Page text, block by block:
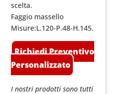
scelta.
Faggio massello
Misure:L.120-P.48-H.145.
Richiedi Preventivo
Personalizzato
I nostri prodotti sono tutti